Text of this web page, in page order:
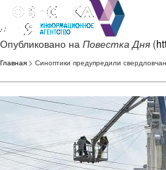
Опубликовано на Повестка Дня (
Главная > Синоптики предупредили